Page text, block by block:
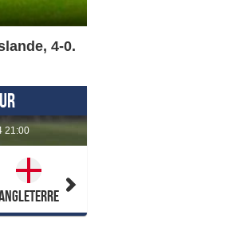
4-0.
21:00